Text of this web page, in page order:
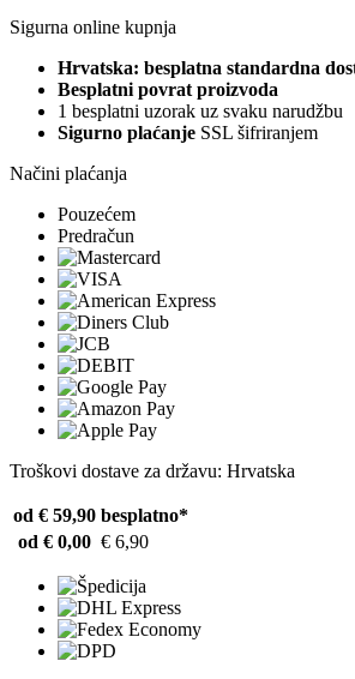
Sigurna online kupnja
Hrvatska: besplatna standardna
Besplatni povrat proizvoda
1 besplatni uzorak uz svaku narudžbu
Sigurno plaćanje SSL šifriranjem
Načini plaćanja
Pouzećem
Predračun
Troškovi dostave za državu: Hrvatska
od € 59,90 besplatno*
od € 0,00 € 6,90